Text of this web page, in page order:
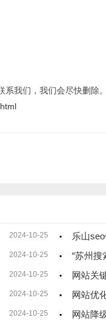
我们，我们会尽快删除。
2024-10-25 乐山
2024-10-25 “苏州搜
2024-10-25 网站关
2024-10-25 网站优
2024-10-25 网站降